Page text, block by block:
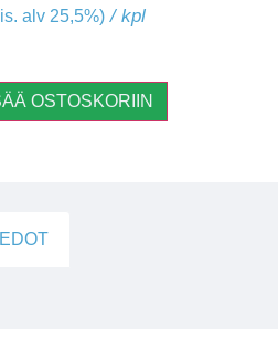
alv 25,5%)/ kpl
OSTOSKORIIN